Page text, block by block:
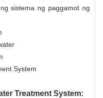
sistema ng paggamot ng
Treatment System: